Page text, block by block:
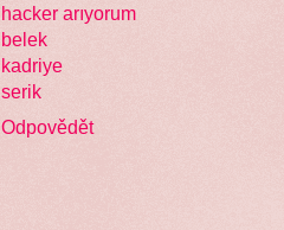
hacker arıyorum
belek
kadriye
serik
Odpovědět